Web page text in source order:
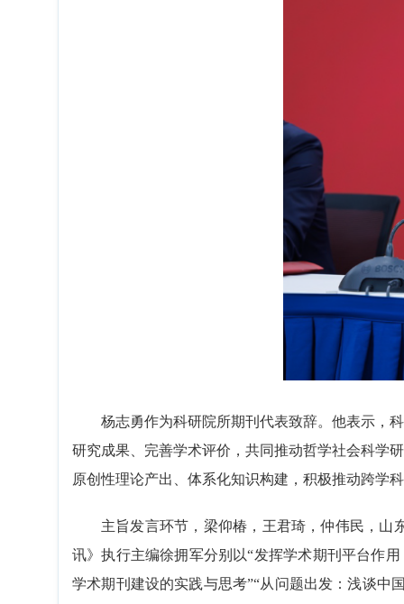
杨志勇作为科研院所期刊代表致辞。他表示，
研究成果、完善学术评价，共同推动哲学社会科学
原创性理论产出、体系化知识构建，积极推动跨学
主旨发言环节，梁仰椿，王君琦，仲伟民，山
讯》执行主编徐拥军分别以“发挥学术期刊平台作
学术期刊建设的实践与思考”“从问题出发：浅谈中